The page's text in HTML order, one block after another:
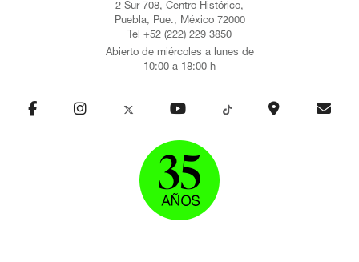
2 Sur 708, Centro Histórico,
Puebla, Pue., México 72000
Tel +52 (222) 229 3850
Abierto de miércoles a lunes de
10:00 a 18:00 h